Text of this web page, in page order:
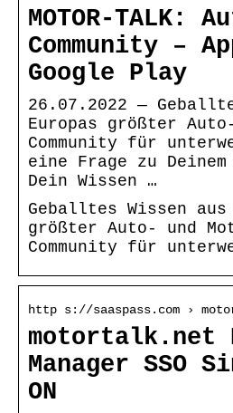
MOTOR-TALK:
Community –
Google Play
26.07.2022 —
Europas größter
Community für
eine Frage zu
Dein Wissen …
Geballtes Wissen aus
größter Auto- und
Community für
http s://saaspass.com ›
motortalk.net
Manager SSO
ON